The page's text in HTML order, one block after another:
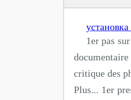
1er pas
critique des
Plus... 1er